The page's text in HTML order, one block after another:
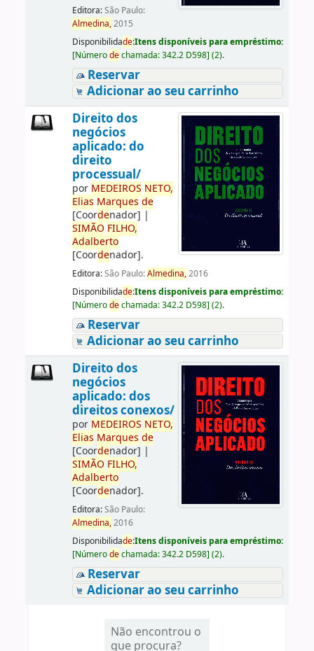
Editora:São Paulo:
Almedina,2015
Disponibilidade:Itens disponíveis para empréstimo:
[Númerodechamada:342.2 D598] (2).
Reservar
Adicionar ao seu carrinho
Direito dos
negócios
aplicado: do
direito
processual/
por MEDEIROS NETO,
Elias Marques de
[Coordenador] |
SIMÃO FILHO,
Adalberto
[Coordenador].
Editora:São Paulo:Almedina,2016
Disponibilidade:Itens disponíveis para empréstimo:
[Númerodechamada:342.2 D598] (2).
Reservar
Adicionar ao seu carrinho
Direito dos
negócios
aplicado: dos
direitos conexos/
por MEDEIROS NETO,
Elias Marques de
[Coordenador] |
SIMÃO FILHO,
Adalberto
[Coordenador].
Editora:São Paulo:
Almedina,2016
Disponibilidade:Itens disponíveis para empréstimo:
[Númerodechamada:342.2 D598] (2).
Reservar
Adicionar ao seu carrinho
Não encontrou o
que procura?